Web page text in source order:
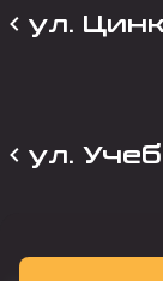
ул.
ул.